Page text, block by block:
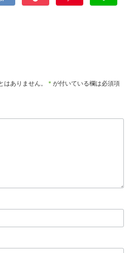
ありません。 * が付いている欄は必須項